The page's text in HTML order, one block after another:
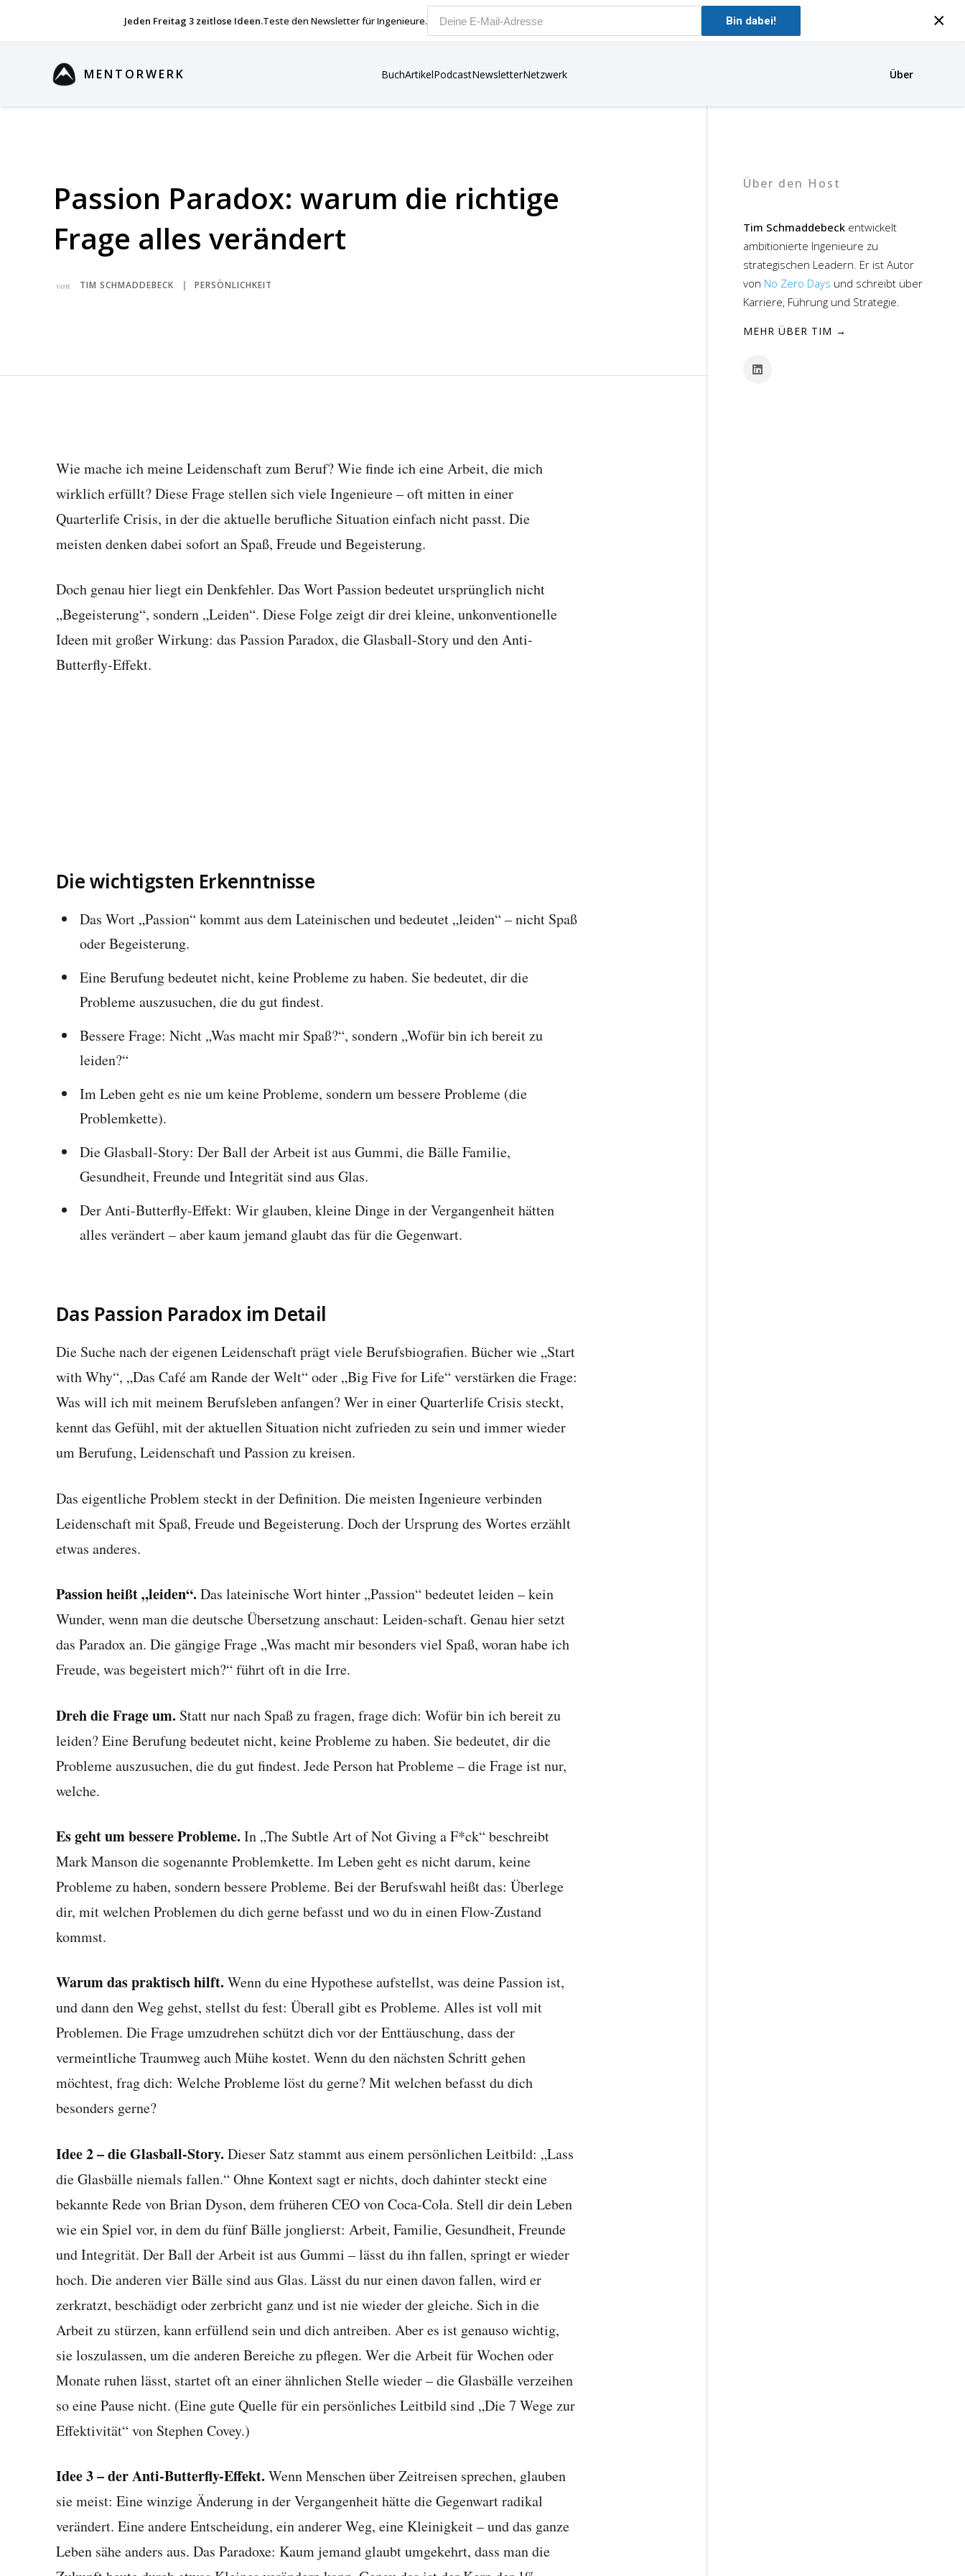
MENTORWERK BuchArtikelPodcastNewsletterNetzwerk
Jeden Freitag 3 zeitlose Ideen.Teste den Newsletter für Ingenieure.
E-Mail-Adresse
Bin dabei! ×
Über
Passion Paradox: warum die richtige
Frage alles verändert
von TIM SCHMADDEBECK PERSÖNLICHKEIT
Wie mache ich meine Leidenschaft zum Beruf? Wie finde ich eine Arbeit, die mich
wirklich erfüllt? Diese Frage stellen sich viele Ingenieure – oft mitten in einer
Quarterlife Crisis, in der die aktuelle berufliche Situation einfach nicht passt. Die
meisten denken dabei sofort an Spaß, Freude und Begeisterung.
Doch genau hier liegt ein Denkfehler. Das Wort Passion bedeutet ursprünglich nicht
„Begeisterung“, sondern „Leiden“. Diese Folge zeigt dir drei kleine, unkonventionelle
Ideen mit großer Wirkung: das Passion Paradox, die Glasball-Story und den Anti-
Butterfly-Effekt.
Die wichtigsten Erkenntnisse
Das Wort „Passion“ kommt aus dem Lateinischen und bedeutet „leiden“ – nicht Spaß
oder Begeisterung.
Eine Berufung bedeutet nicht, keine Probleme zu haben. Sie bedeutet, dir die
Probleme auszusuchen, die du gut findest.
Bessere Frage: Nicht „Was macht mir Spaß?“, sondern „Wofür bin ich bereit zu
leiden?“
Im Leben geht es nie um keine Probleme, sondern um bessere Probleme (die
Problemkette).
Die Glasball-Story: Der Ball der Arbeit ist aus Gummi, die Bälle Familie,
Gesundheit, Freunde und Integrität sind aus Glas.
Der Anti-Butterfly-Effekt: Wir glauben, kleine Dinge in der Vergangenheit hätten
alles verändert – aber kaum jemand glaubt das für die Gegenwart.
Das Passion Paradox im Detail
Die Suche nach der eigenen Leidenschaft prägt viele Berufsbiografien. Bücher wie „Start
with Why“, „Das Café am Rande der Welt“ oder „Big Five for Life“ verstärken die Frage:
Was will ich mit meinem Berufsleben anfangen? Wer in einer Quarterlife Crisis steckt,
kennt das Gefühl, mit der aktuellen Situation nicht zufrieden zu sein und immer wieder
um Berufung, Leidenschaft und Passion zu kreisen.
Das eigentliche Problem steckt in der Definition. Die meisten Ingenieure verbinden
Leidenschaft mit Spaß, Freude und Begeisterung. Doch der Ursprung des Wortes erzählt
etwas anderes.
Passion heißt „leiden“. Das lateinische Wort hinter „Passion“ bedeutet leiden – kein
Wunder, wenn man die deutsche Übersetzung anschaut: Leiden-schaft. Genau hier setzt
das Paradox an. Die gängige Frage „Was macht mir besonders viel Spaß, woran habe ich
Freude, was begeistert mich?“ führt oft in die Irre.
Dreh die Frage um. Statt nur nach Spaß zu fragen, frage dich: Wofür bin ich bereit zu
leiden? Eine Berufung bedeutet nicht, keine Probleme zu haben. Sie bedeutet, dir die
Probleme auszusuchen, die du gut findest. Jede Person hat Probleme – die Frage ist nur,
welche.
Es geht um bessere Probleme. In „The Subtle Art of Not Giving a F*ck“ beschreibt
Mark Manson die sogenannte Problemkette. Im Leben geht es nicht darum, keine
Probleme zu haben, sondern bessere Probleme. Bei der Berufswahl heißt das: Überlege
dir, mit welchen Problemen du dich gerne befasst und wo du in einen Flow-Zustand
kommst.
Warum das praktisch hilft. Wenn du eine Hypothese aufstellst, was deine Passion ist,
und dann den Weg gehst, stellst du fest: Überall gibt es Probleme. Alles ist voll mit
Problemen. Die Frage umzudrehen schützt dich vor der Enttäuschung, dass der
vermeintliche Traumweg auch Mühe kostet. Wenn du den nächsten Schritt gehen
möchtest, frag dich: Welche Probleme löst du gerne? Mit welchen befasst du dich
besonders gerne?
Idee 2 – die Glasball-Story. Dieser Satz stammt aus einem persönlichen Leitbild: „Lass
die Glasbälle niemals fallen.“ Ohne Kontext sagt er nichts, doch dahinter steckt eine
bekannte Rede von Brian Dyson, dem früheren CEO von Coca-Cola. Stell dir dein Leben
wie ein Spiel vor, in dem du fünf Bälle jonglierst: Arbeit, Familie, Gesundheit, Freunde
und Integrität. Der Ball der Arbeit ist aus Gummi – lässt du ihn fallen, springt er wieder
hoch. Die anderen vier Bälle sind aus Glas. Lässt du nur einen davon fallen, wird er
zerkratzt, beschädigt oder zerbricht ganz und ist nie wieder der gleiche. Sich in die
Arbeit zu stürzen, kann erfüllend sein und dich antreiben. Aber es ist genauso wichtig,
sie loszulassen, um die anderen Bereiche zu pflegen. Wer die Arbeit für Wochen oder
Monate ruhen lässt, startet oft an einer ähnlichen Stelle wieder – die Glasbälle verzeihen
so eine Pause nicht. (Eine gute Quelle für ein persönliches Leitbild sind „Die 7 Wege zur
Effektivität“ von Stephen Covey.)
Idee 3 – der Anti-Butterfly-Effekt. Wenn Menschen über Zeitreisen sprechen, glauben
sie meist: Eine winzige Änderung in der Vergangenheit hätte die Gegenwart radikal
verändert. Eine andere Entscheidung, ein anderer Weg, eine Kleinigkeit – und das ganze
Leben sähe anders aus. Das Paradoxe: Kaum jemand glaubt umgekehrt, dass man die
Über den Host
Tim Schmaddebeck entwickelt
ambitionierte Ingenieure zu
strategischen Leadern. Er ist Autor
von No Zero Days und schreibt über
Karriere, Führung und Strategie.
MEHR ÜBER TIM →